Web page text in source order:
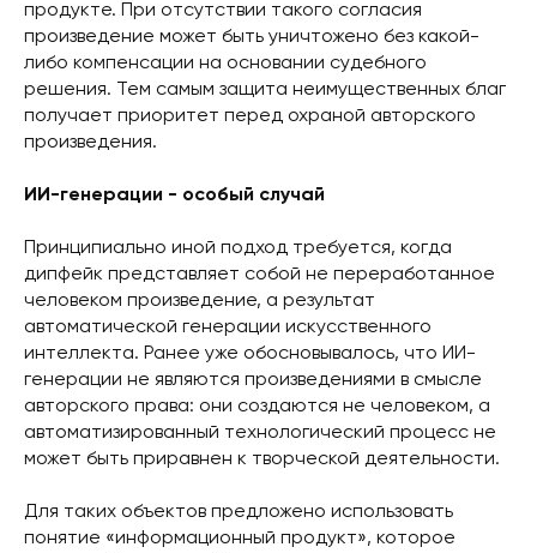
продукте. При отсутствии такого согласия
произведение может быть уничтожено без какой-
либо компенсации на основании судебного
решения. Тем самым защита неимущественных благ
получает приоритет перед охраной авторского
произведения.
ИИ-генерации - особый случай
Принципиально иной подход требуется, когда
дипфейк представляет собой не переработанное
человеком произведение, а результат
автоматической генерации искусственного
интеллекта. Ранее уже обосновывалось, что ИИ-
генерации не являются произведениями в смысле
авторского права: они создаются не человеком, а
автоматизированный технологический процесс не
может быть приравнен к творческой деятельности.
Для таких объектов предложено использовать
понятие «информационный продукт», которое